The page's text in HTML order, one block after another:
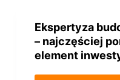
Ekspertyza
– najczęściej
element